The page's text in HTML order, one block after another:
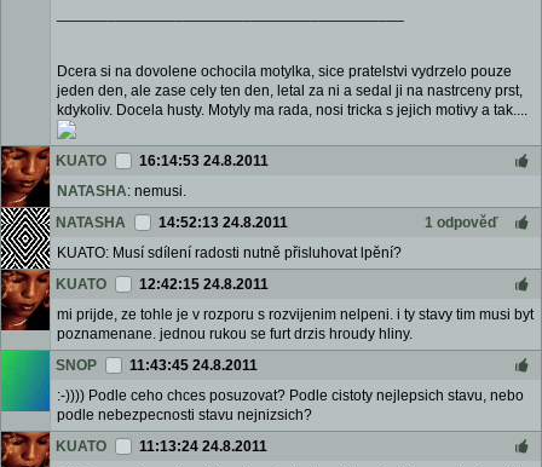
Dcera si na dovolene ochocila motylka, sice pratelstvi vydrzelo pouze
jeden den, ale zase cely ten den, letal za ni a sedal ji na nastrceny prst,
kdykoliv. Docela husty. Motyly ma rada, nosi tricka s jejich motivy a tak....
KUATO
16:14:53 24.8.2011
NATASHA: nemusi.
NATASHA
14:52:13 24.8.2011
1 odpověď
KUATO: Musí sdílení radosti nutně přisluhovat lpění?
KUATO
12:42:15 24.8.2011
mi prijde, ze tohle je v rozporu s rozvijenim nelpeni. i ty stavy tim musi byt
poznamenane. jednou rukou se furt drzis hroudy hliny.
SNOP
11:43:45 24.8.2011
:-)))) Podle ceho chces posuzovat? Podle cistoty nejlepsich stavu, nebo
podle nebezpecnosti stavu nejnizsich?
KUATO
11:13:24 24.8.2011